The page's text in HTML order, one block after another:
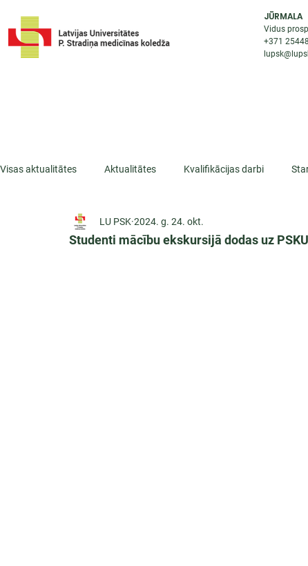
JŪRMALA
Vidus
+371
Visas aktualitātes Aktualitātes Kvalifikācijas darbi
ESF projekti Iepazīsti profesiju
Studenti mācību ekskursijā dodas uz
LU PSK 2024. g. 24. okt.